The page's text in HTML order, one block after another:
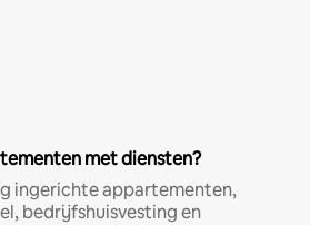
met diensten?
ingerichte appartementen,
bedrijfshuisvesting en